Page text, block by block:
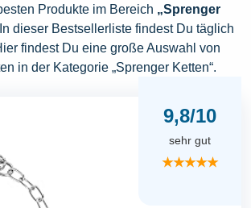
Produkte im Bereich „Sprenger
dieser Bestsellerliste findest Du täglich
findest Du eine große Auswahl von
in der Kategorie „Sprenger Ketten“.
9,8/10
sehr gut
★★★★★